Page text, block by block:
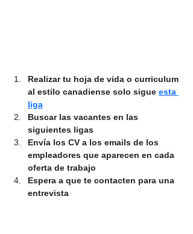
Realizar tu hoja de vida o curriculum
al estilo canadiense solo sigue esta
liga
Buscar las vacantes en las
siguientes ligas
Envía los CV a los emails de los
empleadores que aparecen en cada
oferta de trabajo
Espera a que te contacten para una
entrevista